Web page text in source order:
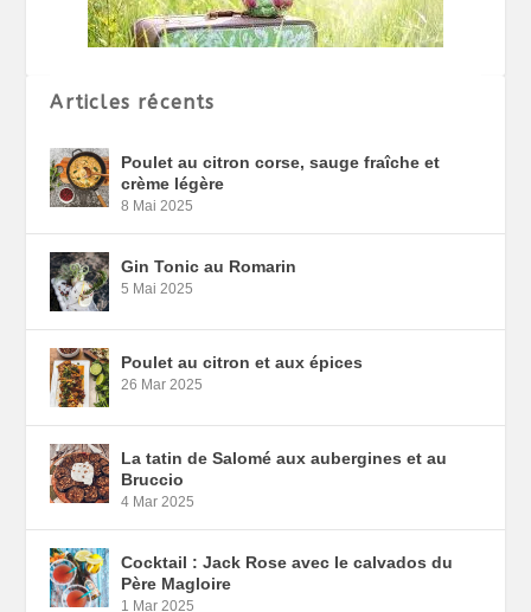
Articles récents
Poulet au citron corse, sauge fraîche et
crème légère
8 Mai 2025
Gin Tonic au Romarin
5 Mai 2025
Poulet au citron et aux épices
26 Mar 2025
La tatin de Salomé aux aubergines et au
Bruccio
4 Mar 2025
Cocktail : Jack Rose avec le calvados du
Père Magloire
1 Mar 2025